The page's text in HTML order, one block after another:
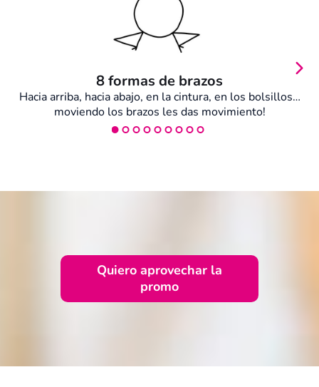
8 formas de brazos
Hacia arriba, hacia abajo, en la cintura, en los bolsillos…
moviendo los brazos les das movimiento!
Quiero aprovechar la
promo